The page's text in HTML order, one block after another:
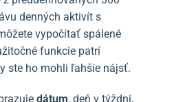
denných aktivít s
vypočítať spálené
funkcie patrí
ste ho mohli ľahšie nájsť.
dátum, deň v týždni,